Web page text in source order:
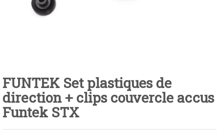
FUNTEK Set plastiques de
direction + clips couvercle accus
Funtek STX